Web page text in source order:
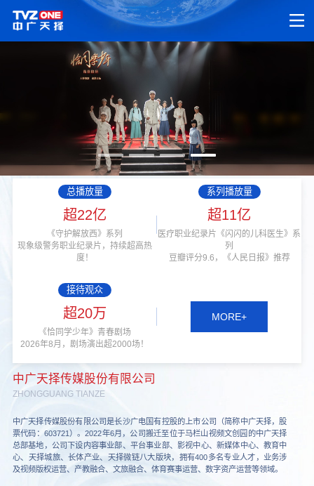
总播放量
超22亿
《守护解放西》系列
现象级警务职业纪录片，持续超高热
度！
系列播放量
超11亿
医疗职业纪录片《闪闪的儿科医生》系
列
豆瓣评分9.6，《人民日报》推荐
接待观众
超20万
《恰同学少年》青春剧场
2026年8月，剧场演出超2000场！
MORE+
中广天择传媒股份有限公司
ZHONGGUANG TIANZE
中广天择传媒股份有限公司是长沙广电国有控股的上市公司（简称中广天择，股
票代码：603721）。2022年6月，公司搬迁至位于马栏山视频文创园的中广天择
总部基地，公司下设内容事业部、平台事业部、影视中心、新媒体中心、教育中
心、天择城旅、长体产业、天择微链八大版块，拥有400多名专业人才，业务涉
及视频版权运营、产教融合、文旅融合、体育赛事运营、数字资产运营等领域。